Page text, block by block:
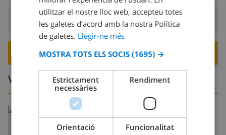
Sortida: Abans: 10:00
RESERVA AQUESTA VILLA ›
Voltants
Llegeix més:
Espanya > Costa Brava >Empuriabrava
SPANISH
CATALAN
NORWEGIAN
utilitzar el nostre lloc web, accepteu totes
les galetes d’acord amb la nostra Política
de galetes. Llegir-ne més
MOSTRA TOTS ELS SOCIS (1695) →
Estrictament
necessàries
Rendiment
Orientació Funcionalitat